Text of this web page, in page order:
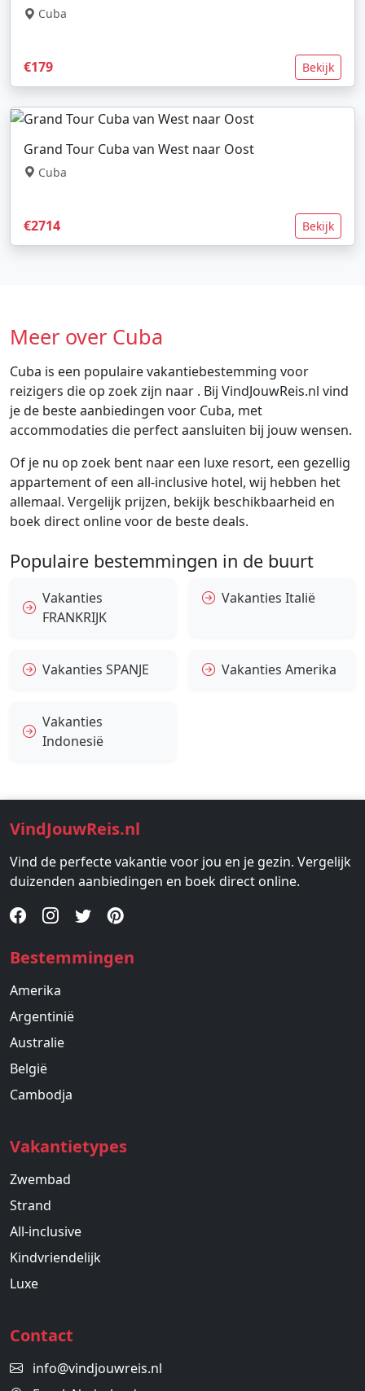
Cuba
€179 Bekijk
Grand Tour Cuba van West naar Oost
Cuba
€2714 Bekijk
Meer over Cuba
Cuba is een populaire vakantiebestemming voor
reizigers die op zoek zijn naar . Bij VindJouwReis.nl vind
je de beste aanbiedingen voor Cuba, met
accommodaties die perfect aansluiten bij jouw wensen.
Of je nu op zoek bent naar een luxe resort, een gezellig
appartement of een all-inclusive hotel, wij hebben het
allemaal. Vergelijk prijzen, bekijk beschikbaarheid en
boek direct online voor de beste deals.
Populaire bestemmingen in de buurt
Vakanties
FRANKRIJK
Vakanties Italië
Vakanties SPANJE Vakanties Amerika
Vakanties
Indonesië
VindJouwReis.nl
Vind de perfecte vakantie voor jou en je gezin. Vergelijk
duizenden aanbiedingen en boek direct online.
Bestemmingen
Amerika
Argentinië
Australie
België
Cambodja
Vakantietypes
Zwembad
Strand
All-inclusive
Kindvriendelijk
Luxe
Contact
info@vindjouwreis.nl